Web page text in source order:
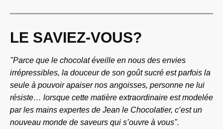
LE SAVIEZ-VOUS?
"Parce que le chocolat éveille en nous des envies
irrépressibles, la douceur de son goût sucré est parfois la
seule à pouvoir apaiser nos angoisses, personne ne lui
résiste… lorsque cette matière extraordinaire est modelée
par les mains expertes de Jean le Chocolatier, c’est un
nouveau monde de saveurs qui s’ouvre à vous".